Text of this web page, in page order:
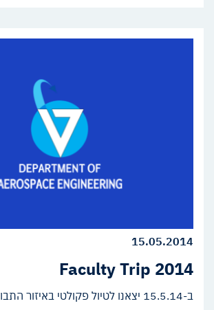
15.05.2014
Faculty Trip 2014
ב-15.5.14 יצאנו לטיול פקולטי באיזור התבור שבגליל.